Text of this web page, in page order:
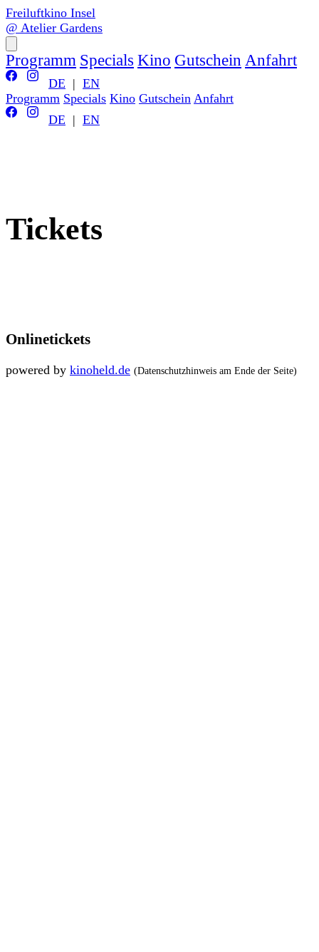
Freiluftkino Insel
@ Atelier Gardens
Programm Specials Kino Gutschein Anfahrt
DE | EN
Programm Specials Kino Gutschein Anfahrt
DE | EN
Tickets
Onlinetickets
powered by kinoheld.de (Datenschutzhinweis am Ende der Seite)